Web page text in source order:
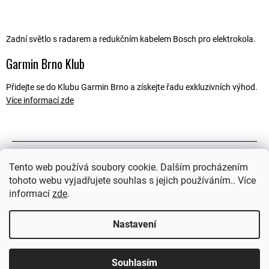
Tento web používá soubory cookie. Dalším procházením
tohoto webu vyjadřujete souhlas s jejich používáním.. Více
informací zde.
Nastavení
Souhlasím
Zadní světlo s radarem a redukčním kabelem Bosch pro elektrokola.
Garmin Brno Klub
Přidejte se do Klubu Garmin Brno a získejte řadu exkluzivních výhod.
Více informací zde
Související soubory (2)